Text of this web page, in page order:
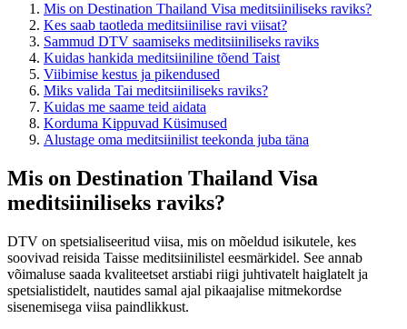
Mis on Destination Thailand Visa meditsiiniliseks raviks?
Kes saab taotleda meditsiinilise ravi viisat?
Sammud DTV saamiseks meditsiiniliseks raviks
Kuidas hankida meditsiiniline tõend Taist
Viibimise kestus ja pikendused
Miks valida Tai meditsiiniliseks raviks?
Kuidas me saame teid aidata
Korduma Kippuvad Küsimused
Alustage oma meditsiinilist teekonda juba täna
Mis on Destination Thailand Visa
meditsiiniliseks raviks?
DTV on spetsialiseeritud viisa, mis on mõeldud isikutele, kes
soovivad reisida Taisse meditsiinilistel eesmärkidel. See annab
võimaluse saada kvaliteetset arstiabi riigi juhtivatelt haiglatelt ja
spetsialistidelt, nautides samal ajal pikaajalise mitmekordse
sisenemisega viisa paindlikkust.